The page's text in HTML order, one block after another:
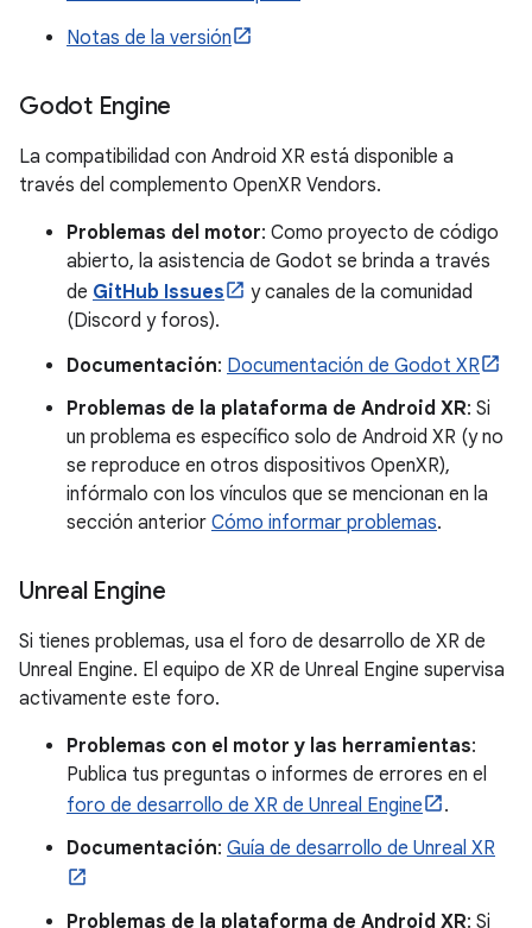
Notas de la versión
Godot Engine
La compatibilidad con Android XR está disponible a
través del complemento OpenXR Vendors.
Problemas del motor: Como proyecto de código
abierto, la asistencia de Godot se brinda a través
de GitHub Issues
y canales de la comunidad
(Discord y foros).
Documentación: Documentación de Godot XR
Problemas de la plataforma de Android XR: Si
un problema es específico solo de Android XR (y no
se reproduce en otros dispositivos OpenXR),
infórmalo con los vínculos que se mencionan en la
sección anterior Cómo informar problemas.
Unreal Engine
Si tienes problemas, usa el foro de desarrollo de XR de
Unreal Engine. El equipo de XR de Unreal Engine supervisa
activamente este foro.
Problemas con el motor y las herramientas:
Publica tus preguntas o informes de errores en el
foro de desarrollo de XR de Unreal Engine
.
Documentación: Guía de desarrollo de Unreal XR
Problemas de la plataforma de Android XR: Si